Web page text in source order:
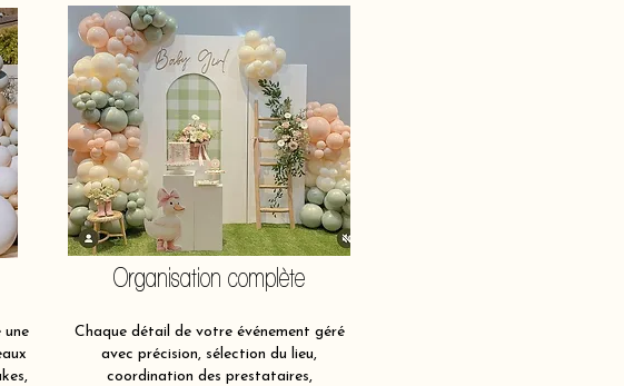
une
Organisation complète
Chaque détail de votre événement géré
avec précision, sélection du lieu,
coordination des prestataires,